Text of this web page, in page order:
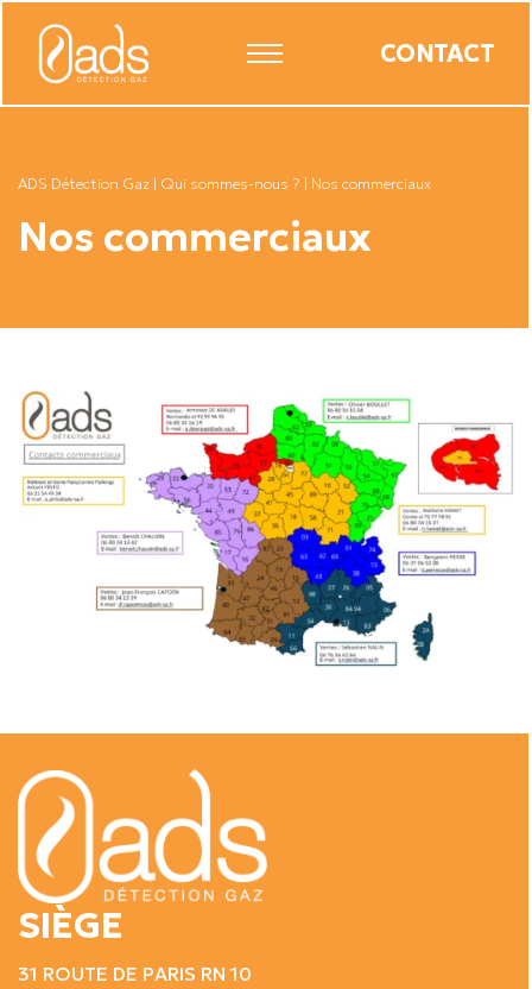
CONTACT
ADS Détection Gaz Qui sommes-nous ? Nos commerciaux
Nos commerciaux
SIÈGE
31 ROUTE DE PARIS RN 10